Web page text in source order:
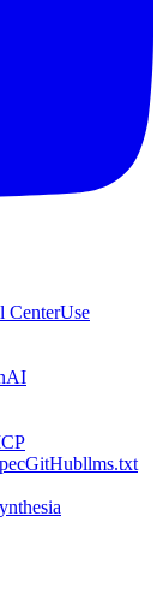
CenterUse
GitHubllms.txt